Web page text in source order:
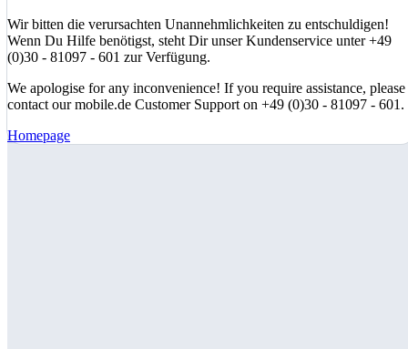
Wir bitten die verursachten Unannehmlichkeiten zu entschuldigen!
Wenn Du Hilfe benötigst, steht Dir unser Kundenservice unter +49
(0)30 - 81097 - 601 zur Verfügung.
We apologise for any inconvenience! If you require assistance, please
contact our mobile.de Customer Support on +49 (0)30 - 81097 - 601.
Homepage